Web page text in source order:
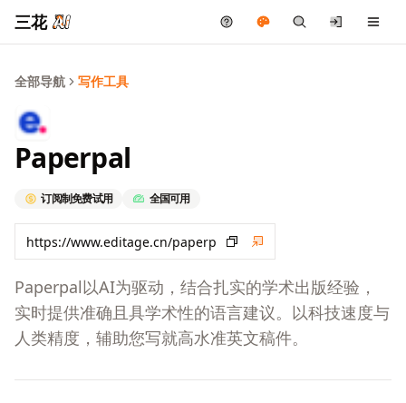
三花
全部导航 写作工具
Paperpal
订阅制免费试用 全国可用
Paperpal以AI为驱动，结合扎实的学术出版经验，
实时提供准确且具学术性的语言建议。以科技速度与
人类精度，辅助您写就高水准英文稿件。